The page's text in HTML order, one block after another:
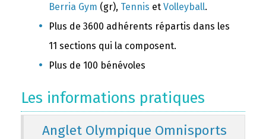
Berria Gym (gr), Tennis et Volleyball.
Plus de 3600 adhérents répartis dans les
11 sections qui la composent.
Plus de 100 bénévoles
Les informations pratiques
Anglet Olympique Omnisports